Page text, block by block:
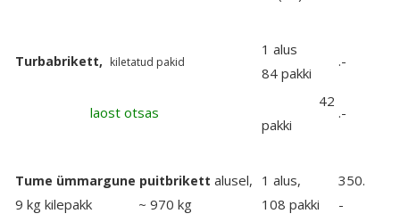
Turbabrikett, kiletatud pakid
1 alus
84 pakki
.-
laost otsas
42
pakki
.-
Tume ümmargune puitbrikett alusel,
9 kg kilepakk ~ 970 kg
1 alus,
108 pakki
350.
-